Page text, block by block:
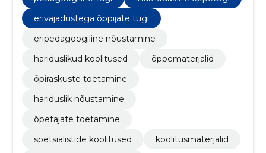
erivajadustega õppijate tugi
eripedagoogiline nõustamine
hariduslikud koolitused
õppematerjalid
õpiraskuste toetamine
hariduslik nõustamine
õpetajate toetamine
spetsialistide koolitused
koolitusmaterjalid